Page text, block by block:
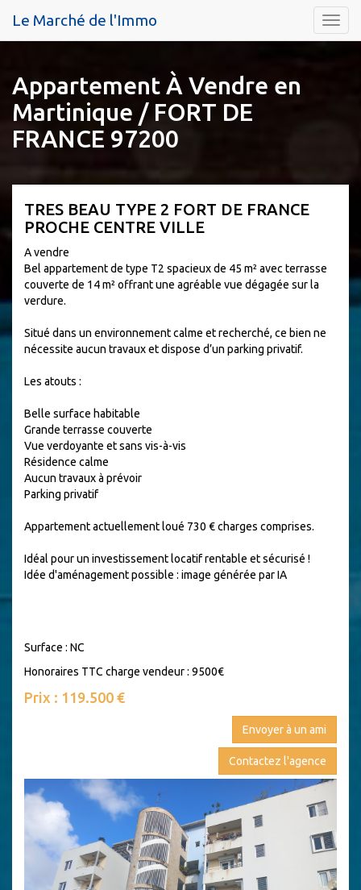
Menu
Le Marché de l'Immo
Appartement À Vendre en
Martinique / FORT DE
FRANCE 97200
TRES BEAU TYPE 2 FORT DE FRANCE
PROCHE CENTRE VILLE
A vendre
Bel appartement de type T2 spacieux de 45 m² avec terrasse
couverte de 14 m² offrant une agréable vue dégagée sur la
verdure.
Situé dans un environnement calme et recherché, ce bien ne
nécessite aucun travaux et dispose d’un parking privatif.
Les atouts :
Belle surface habitable
Grande terrasse couverte
Vue verdoyante et sans vis-à-vis
Résidence calme
Aucun travaux à prévoir
Parking privatif
Appartement actuellement loué 730 € charges comprises.
Idéal pour un investissement locatif rentable et sécurisé !
Idée d'aménagement possible : image générée par IA
Surface : NC
Honoraires TTC charge vendeur : 9500€
Prix : 119.500 €
Envoyer à un ami
Contactez l'agence
Previous Next